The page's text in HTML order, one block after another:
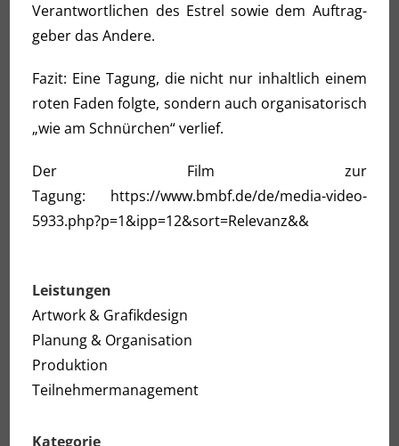
Ver­ant­wort­li­chen des Est­rel sowie dem Auf­trag­
ge­ber das Andere.
Fazit: Eine Tagung, die nicht nur inhalt­lich einem
roten Faden folg­te, son­dern auch orga­ni­sa­to­risch
„wie am Schnür­chen“ verlief.
Der Film zur
Tagung: https://www.bmbf.de/de/media-video-
5933.php?p=1&ipp=12&sort=Relevanz&&
Leistungen
Artwork & Grafikdesign
Planung & Organisation
Produktion
Teilnehmermanagement
Kategorie